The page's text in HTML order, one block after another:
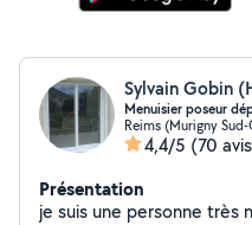
Sylvain Gobin
Menuisier poseur
Reims (Murigny
4,4/5 (70
Présentation
je suis